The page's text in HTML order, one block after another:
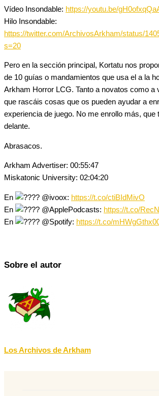
Vídeo Insondable: https://youtu.be/
Hilo Insondable:
https://twitter.com/ArchivosArkham/status/
s=20
Pero en la sección principal, Kortatu nos
de 10 guías o mandamientos que usa el a la
Arkham Horror LCG. Tanto a novatos como a
que rascáis cosas que os pueden ayudar a
experiencia de juego. No me enrollo más, que
delante.
Abrasacos.
Arkham Advertiser: 00:55:47
Miskatonic University: 02:04:20
En @ivoox: https://t.co/ctiBIdMivO
En
@ApplePodcasts: https://t.co/
En
@Spotify: https://t.co/
Sobre el autor
Los Archivos de Arkham